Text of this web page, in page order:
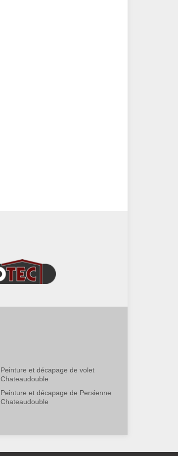
Peinture et décapage de volet
Chateaudouble
Peinture et décapage de Persienne
Chateaudouble